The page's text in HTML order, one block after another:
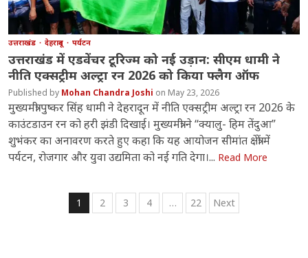
उत्तराखंड देहरादून पर्यटन
उत्तराखंड में एडवेंचर टूरिज्म को नई उड़ान: सीएम धामी ने
नीति एक्सट्रीम अल्ट्रा रन 2026 को किया फ्लैग ऑफ
Mohan Chandra Joshi May 23, 2026
मुख्यमंत्री पुष्कर सिंह धामी ने देहरादून में नीति एक्सट्रीम अल्ट्रा रन 2026 के
काउंटडाउन रन को हरी झंडी दिखाई। मुख्यमंत्री ने “क्यालु- हिम तेंदुआ”
शुभंकर का अनावरण करते हुए कहा कि यह आयोजन सीमांत क्षेत्रों में
पर्यटन, रोजगार और युवा उद्यमिता को नई गति देगा।... Read More
Posts
1 2 3 4 … 22 Next